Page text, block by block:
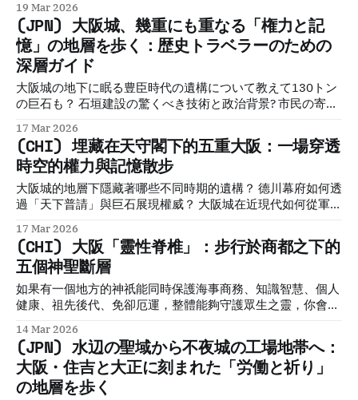
装置」として再設計された人工都市である。秀吉は大坂城を
単なる軍事拠点としてではなく、古都・京都や自治都市・堺
といった既存の権威を解体し、自らの支配を空間的に具現化
するための「近世都市のプロトタイプ」
Beneath Modern OsakaTo understand Feudal Osaka is to
walk through layers of power, ambition, collapse, and
reinvention. And that is far more interesting than
takoyaki.Historical Travel StoriesLawrence 大坂這座都市
的輪廓，並非歲月淘選下的自然演進。如果你站在今日的大坂
城天守閣前，以為自己正凝視著豐臣秀吉的「天下中心」，那
麼你已經掉入了德川幕府精心佈置了四百年的視覺陷阱。事實
上，大坂並非一座自然生長的城市，而是十六世紀末強大政治
意志下的空間產物，是一套試圖將日本從混亂的戰國推向高度
組織化「近世」
19 Mar 2026
(JPN) 大阪城、幾重にも重なる「権力と記
憶」の地層を歩く：歴史トラベラーのための
深層ガイド
大阪城の地下に眠る豊臣時代の遺構について教えて130トン
の巨石も？ 石垣建設の驚くべき技術と政治背景? 市民の寄付
Osaka: The Hidden Samurai City Beneath Modern OsakaTo
understand Feudal Osaka is to walk through layers of
power, ambition, collapse, and reinvention. And that is far
more interesting than takoyaki.Historical Travel
StoriesLawrence 大阪の平野に唯一突き出した強靭な地盤、
上町台地。北に淀川を臨み、西に瀬戸内の海を控えるこの地
は、古来より近畿の水路網を掌握する「戦略的咽喉（いんこ
う）」であり続けました。今日、私たちが目にする大阪城
は、単なる近世の城郭遺構ではありません。そこは、中世の
宗教自治、
17 Mar 2026
(CHI) 埋藏在天守閣下的五重大阪：一場穿透
時空的權力與記憶散步
大阪城的地層下隱藏著哪些不同時期的遺構？ 德川幕府如何透
過「天下普請」與巨石展現權威？ 大阪城在近現代如何從軍火
City Beneath Modern OsakaTo understand Feudal Osaka is
to walk through layers of power, ambition, collapse, and
reinvention. And that is far more interesting than
takoyaki.Historical Travel StoriesLawrence 上町台地的地
表下隱喻 對多數旅人而言，大阪城是一座矗立於綠意中的壯麗
座標；但在城市觀察者眼中，這座城址更像是一本巨大的「多
重書寫」（Palimpsest）。它坐落於上町台地——這片大阪平
原唯一的洪積台地，控扼近畿水路。數世紀以來，
17 Mar 2026
(CHI) 大阪「靈性脊椎」：步行於商都之下的
五個神聖斷層
如果有一個地方的神祇能同時保護海事商務、知識智慧、個人
健康、祖先後代、免卻厄運，整體能夠守護眾生之靈，你會願
能。無論你對宗教有何看法，宗教是文化的一塊不可或缺的瑰
寶，下次到訪大阪不妨去了解一下。
14 Mar 2026
(JPN) 水辺の聖域から不夜城の工場地帯へ：
大阪・住吉と大正に刻まれた「労働と祈り」
の地層を歩く